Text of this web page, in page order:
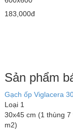
183,000đ
Sản phẩm
Gạch ốp Viglacera
Loại 1
30x45 cm (1 thùng 7
m2)